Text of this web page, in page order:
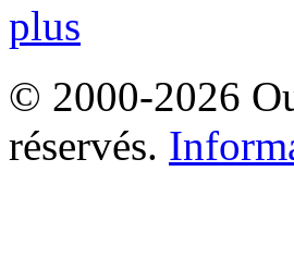
plus
© 2000-2026
réservés.